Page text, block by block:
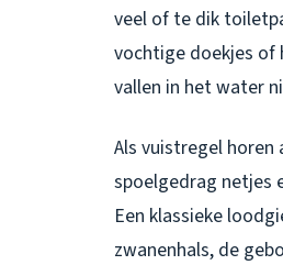
veel of te dik
vochtige doekjes of
vallen in het water
Als vuistregel horen
spoelgedrag netjes
Een klassieke
zwanenhals, de